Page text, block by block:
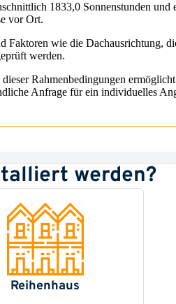
1833,0 Sonnenstunden und
vor Ort.
Faktoren wie die Dachausrichtung,
werden.
Rahmenbedingungen ermöglicht
Anfrage für ein individuelles